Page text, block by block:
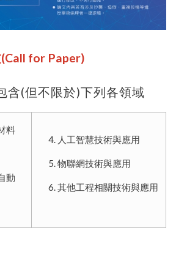
for Paper)
含(但不限於)下列各領域
料
動
人工智慧技術與應用
物聯網技術與應用
其他工程相關技術與應用